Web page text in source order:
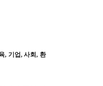
, 기업, 사회, 환